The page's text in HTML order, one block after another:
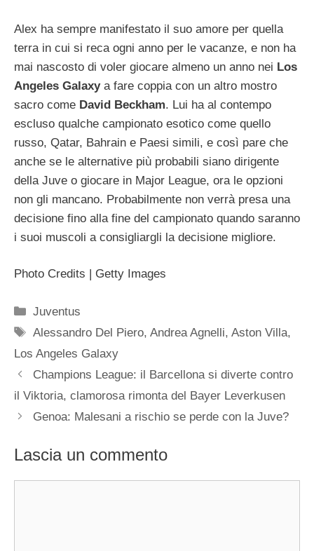
Alex ha sempre manifestato il suo amore per quella
terra in cui si reca ogni anno per le vacanze, e non ha
mai nascosto di voler giocare almeno un anno nei Los
Angeles Galaxya fare coppia con un altro mostro
sacro come David Beckham. Lui ha al contempo
escluso qualche campionato esotico come quello
russo, Qatar, Bahrain e Paesi simili, e così pare che
anche se le alternative più probabili siano dirigente
della Juve o giocare in Major League, ora le opzioni
non gli mancano. Probabilmente non verrà presa una
decisione fino alla fine del campionato quando saranno
i suoi muscoli a consigliargli la decisione migliore.
Photo Credits | Getty Images
Categorie
Juventus
Tag
Alessandro Del Piero,Andrea Agnelli,Aston Villa,
Los Angeles Galaxy
Champions League: il Barcellona si diverte contro
il Viktoria, clamorosa rimonta del Bayer Leverkusen
Genoa: Malesani a rischio se perde con la Juve?
Lascia un commento